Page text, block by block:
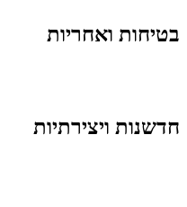
בטיחות ואחריות
חדשנות ויצירתיות